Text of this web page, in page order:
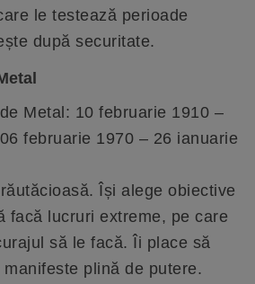
le testează perioade
după securitate.
Metal: 10 februarie 1910 –
februarie 1970 – 26 ianuarie
Își alege obiective
facă lucruri extreme, pe care
să le facă. Îi place să
plină de putere.